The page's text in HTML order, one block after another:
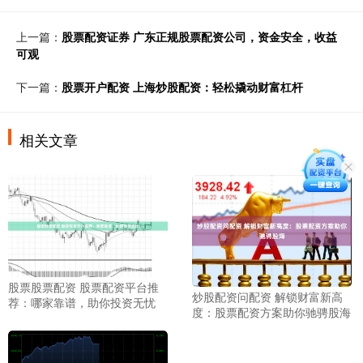
上一篇： 股票配资证券 广东正规股票配资公司，资金安全，收益
可观
下一篇： 股票开户配资 上海炒股配资：轻松撬动财富杠杆
相关文章
股票股票配资 股票配资平台推
荐：哪家靠谱，助你投资无忧
炒股配资问配资 解锁财富新高
度：股票配资方案助你驰骋股海